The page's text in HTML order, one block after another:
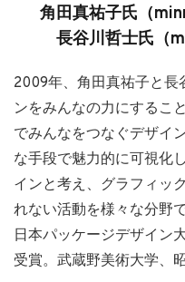
角田真祐子氏（
長谷川哲士氏（
2009年、角田真祐子と長
ンをみんなの力にするこ
でみんなをつなぐデザイ
な手段で魅力的に可視化
インと考え、グラフィッ
れない活動を様々な分野
日本パッケージデザイン
受賞。武蔵野美術大学、